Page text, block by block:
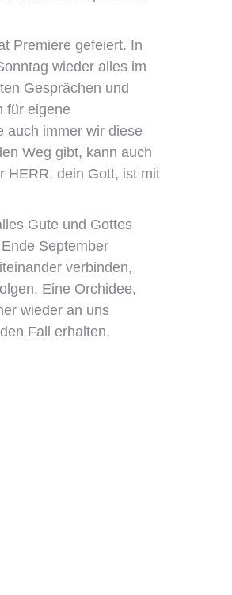
Premiere gefeiert. In
wieder alles im
Gesprächen und
für eigene
auch immer wir diese
Weg gibt, kann auch
HERR, dein Gott, ist mit
Gute und Gottes
September
verbinden,
Eine Orchidee,
wieder an uns
Fall erhalten.